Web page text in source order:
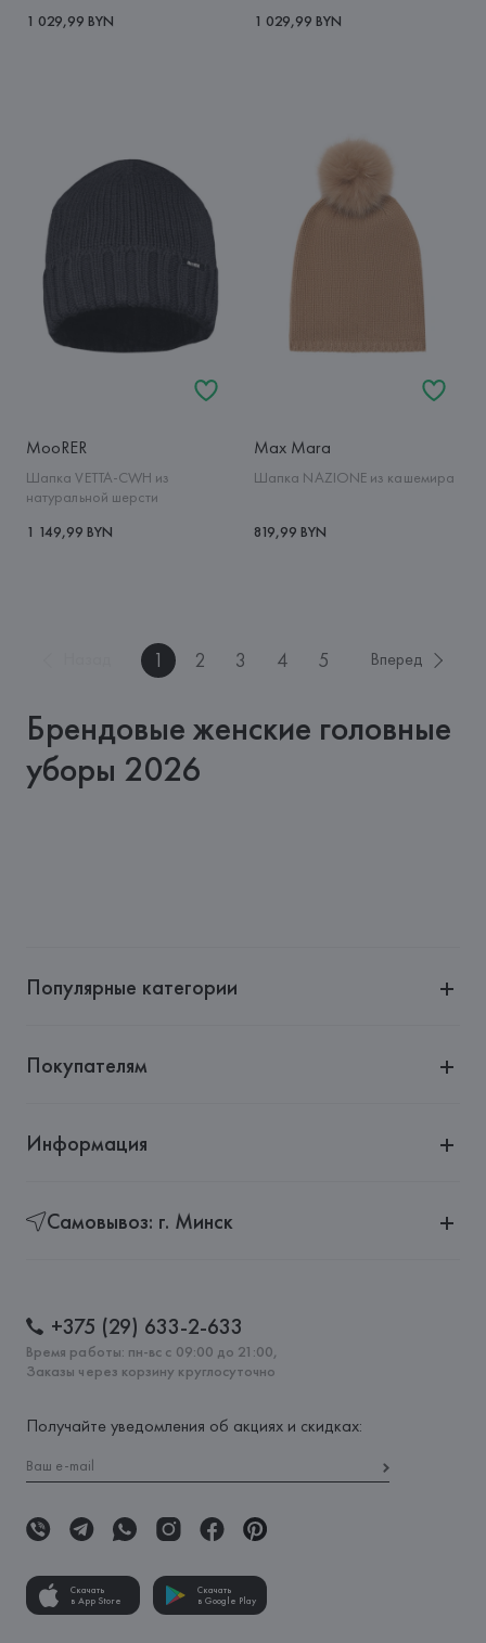
1 029,99 BYN 1 029,99 BYN
MooRER
Шапка VETTA-CWH из
натуральной шерсти
1 149,99 BYN
Max Mara
Шапка NAZIONE из кашемира
819,99 BYN
1 2 3 4 5 Вперед
Брендовые женские головные
уборы 2026
Популярные категории
Покупателям
Информация
Самовывоз: г. Минск
+375 (29) 633-2-633
Время работы: пн-вс с 09:00 до 21:00,
Заказы через корзину круглосуточно
Получайте уведомления об акциях и скидках:
Скачать
в App Store
Скачать
в Google Play